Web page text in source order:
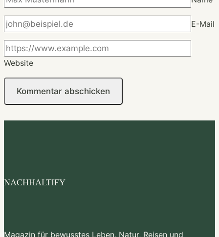
E-Mail
Website
NACHHALTIFY
Magazin für bewusstes Leben, Natur, Reisen und